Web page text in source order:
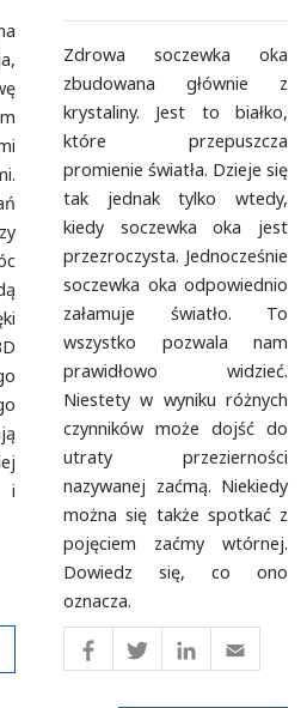
i
Zdrowa soczewka oka
zbudowana głównie z
krystaliny. Jest to białko,
które przepuszcza
promienie światła. Dzieje się
tak jednak tylko wtedy,
kiedy soczewka oka jest
przezroczysta. Jednocześnie
soczewka oka odpowiednio
załamuje światło. To
wszystko pozwala nam
prawidłowo widzieć.
Niestety w wyniku różnych
czynników może dojść do
utraty przezierności
nazywanej zaćmą. Niekiedy
można się także spotkać z
pojęciem zaćmy wtórnej.
Dowiedz się, co ono
oznacza.